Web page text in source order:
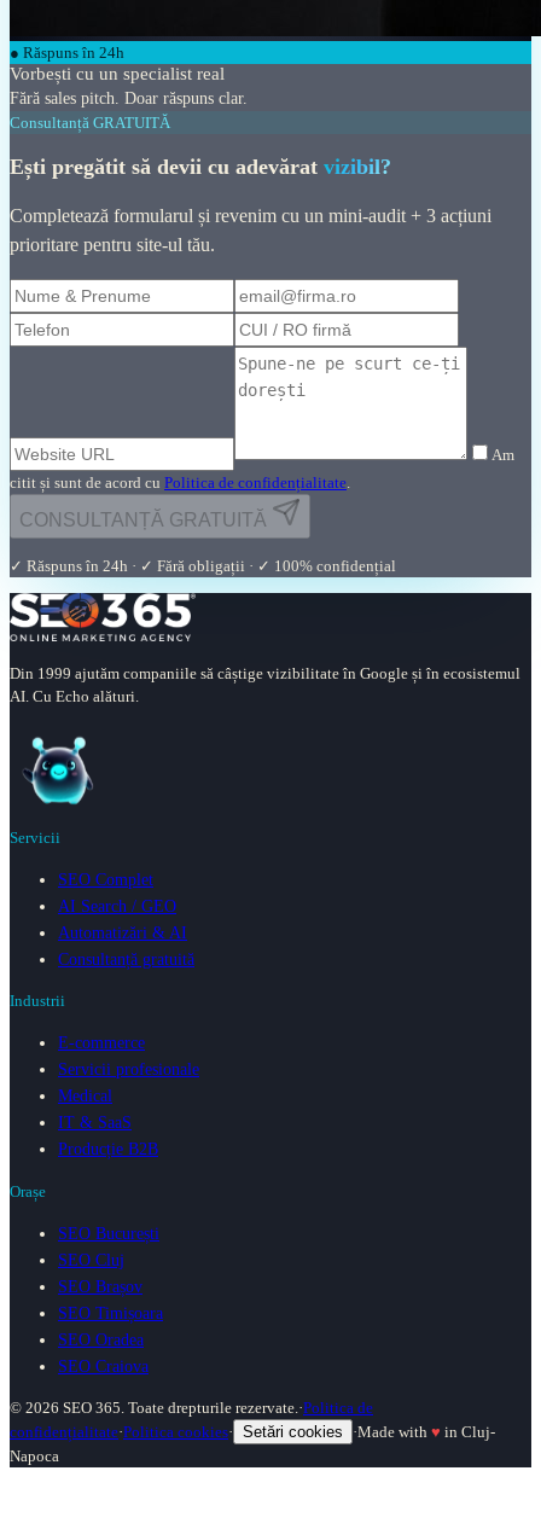
● Răspuns în 24h
Vorbești cu un specialist real
Fără sales pitch. Doar răspuns clar.
Consultanță GRATUITĂ
Ești pregătit să devii cu adevărat vizibil?
Completează formularul și revenim cu un mini-audit + 3 acțiuni
prioritare pentru site-ul tău.
Am
citit și sunt de acord cu Politica de confidențialitate
CONSULTANȚĂ GRATUITĂ
✓ Răspuns în 24h · ✓ Fără obligații · ✓ 100% confidențial
Din 1999 ajutăm companiile să câștige vizibilitate în Google și în ecosistemul
AI. Cu Echo alături.
Servicii
SEO Complet
AI Search / GEO
Automatizări & AI
Consultanță gratuită
Industrii
E-commerce
Servicii profesionale
Medical
IT & SaaS
Producție B2B
Orașe
SEO București
SEO Cluj
SEO Brașov
SEO Timișoara
SEO Oradea
SEO Craiova
© 2026 SEO 365. Toate drepturile rezervate.·Politica de
confidențialitate·Politica cookies· Setări cookies ·Made with ♥ in Cluj-
Napoca